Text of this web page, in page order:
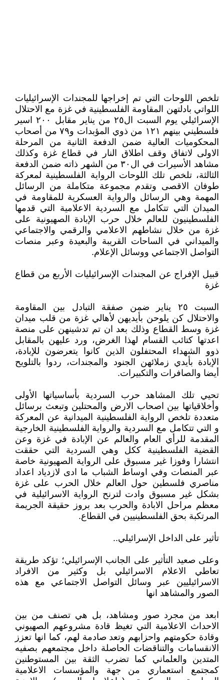
تلخص اللوحات التي تم إخراجها للمجندات الإسرائيليات
اللواتي بادلتهن المقاومة الفلسطينية في غزة مع الاحتلال
الإسرائيلي يوم السبت ال٢٥ من يناير مقابل ٢٠٠ اسير
فلسطيني بينهم ١٢١ من ذوي المؤبدات و٧٩ من أصحاب
المحكوميات العالية ضمن الدفعة الثانية من المرحلة
الاولى لاتفاق وقف اطلاق النار في قطاع غزة وكذلك
مشاهد الأسيرات في ال٣٠ من الشهر ذاته ضمن الدفعة
الثالثة، تلخص تلك اللوحات الرواية الفلسطينية لمعركة
طوفان الاقصى وتقدم مجموعة متكاملة من الرسائل
المهمة وهي الرسائل والرواية العسكرية للمقاومة في
الميدان التي تتكامل مع السردية الاعلامية التي قدمها
الفلسطينيون للعالم خلال حرب الإبادة الصهيونية على
غزة من خلال نشاطهم الاعلامي والرقمي والاجتماعي
والميداني في الساحات القريبة والبعيدة وعبر منصات
التواصل الاجتماعي ووسائل الإعلام.
قبيل الإفراج عن المجندات الإسرائيليات الأربع من قطاع
غزة
السبت ٢٥ يناير ضمن صفقة التبادل بين المقاومة
والاحتلال كن يلوحن بأيديهن لأهالي غزة من قلب ميدان
غزة وسط القطاع وذلك بعد ان تم تدشينهن على منصة
اعدتها كتائب القسام لهذا الغرض، ورد عليهن بالمقابل
ذوو الشهداء المحتفلون الذين كانوا يتعرضون للإبادة،
الإبادة بأيدي زملائهن الجنود والمجندات، ردوا بالتلويح
أيضا والصافرات والتكبيرات.
تحيي تلك المشاهد حرب السردية بأساسياتها الأولى
وأخلاقياتها بين اصحاب الارض والمحتلين وتبعث برسائل
متعددة تلخص الرواية الفلسطينية الميدانية عن المعركة
و التي تتكامل مع السردية والرواية الفلسطينية الخارجية
المقدمة للرأي العام والعالم عن الإبادة في غزة وعن
القضية الفلسطينية ككل وهي السردية التي حققت
انتشارا وفوزا غير مسبوق على الرواية الصهيونية خاصة
عبر المنصات وفي اوساط الشباب ما ادى لازدياد اعداد
مناصري فلسطين حول العالم خلال الحرب على غزة
بشكل غير مسبوق وادت لترنح الرواية الاسرائيلية في
معظم مراحل الابادة والحرب بعد بروز حقيقة الجريمة
المرتكبة بحق الفلسطينيين في القطاع.
تأثير على الداخل الإسرائيلي..
وعلى صعيد التأثير على الجانب الإسرائيلي؛ تؤكد طريقة
تعاطي الاعلام الاسرائيلي بل وكثير من الافراد
الاسرائيليين عبر وسائل التواصل الاجتماعي مع هذه
الصور والمشاهد انها
ابعد من مجرد صور ومشاهد، بل هي تصنف من بين
الاحداث الاعلامية التي تغيظ قادة مشروعهم الصهيوني
وقادة حكومتهم واحزابهم وتعد صادمة لهم، كما انها تعزز
الانقسامات والتناقضات الحاصلة داخل مجتمعهم بصفيه
المتدين والعلماني كما تضرب الثقة بين المستوطنين
كمجتمع استعماري من جهة والمؤسسات الاعلامية